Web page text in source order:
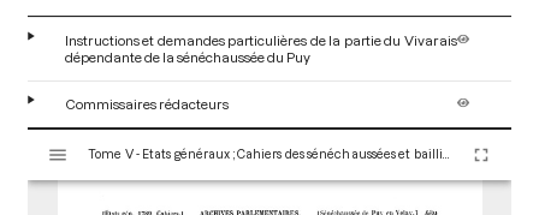
Instructions et demandes particulières de la partie du Vivarais
dépendante de la sénéchaussée du Puy
Commissaires rédacteurs
s